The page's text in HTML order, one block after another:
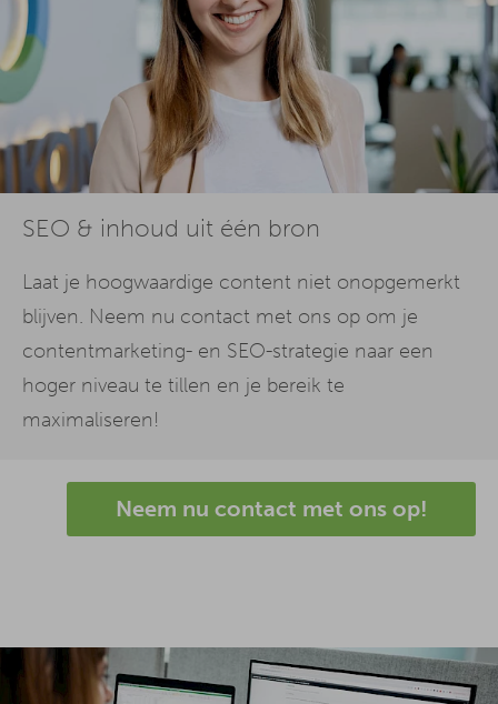
SEO & inhoud uit één bron
Laat je hoogwaardige content niet onopgemerkt
blijven. Neem nu contact met ons op om je
contentmarketing- en SEO-strategie naar een
hoger niveau te tillen en je bereik te
maximaliseren!
Neem nu contact met ons op!